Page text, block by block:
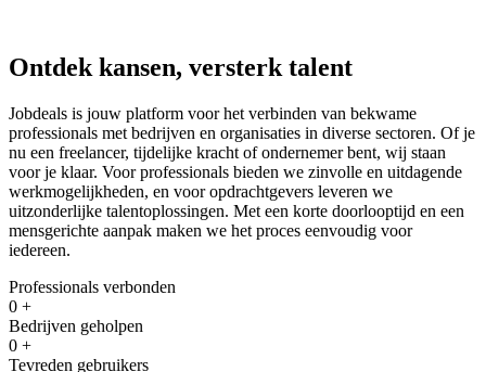
Ontdek kansen, versterk talent
Jobdeals is jouw platform voor het verbinden van bekwame
professionals met bedrijven en organisaties in diverse sectoren. Of je
nu een freelancer, tijdelijke kracht of ondernemer bent, wij staan
voor je klaar. Voor professionals bieden we zinvolle en uitdagende
werkmogelijkheden, en voor opdrachtgevers leveren we
uitzonderlijke talentoplossingen. Met een korte doorlooptijd en een
mensgerichte aanpak maken we het proces eenvoudig voor
iedereen.
Professionals verbonden
0 +
Bedrijven geholpen
0 +
Tevreden gebruikers